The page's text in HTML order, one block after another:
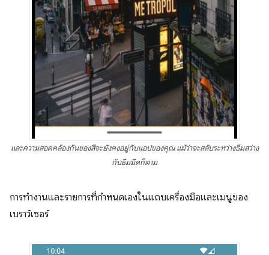
และความสอดคล้องกันของสีจะยังคงอยู่กับแอปของคุณ แม้ว่าจะสลับระหว่างธีมสว่าง
กับธีมมืดก็ตาม
การทำงานและรายการที่กำหนดเองในแถบเครื่องมือและเมนูของ
เบราว์เซอร์